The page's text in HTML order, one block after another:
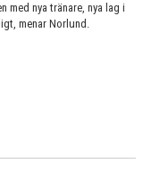
med nya tränare, nya lag i
menar Norlund.